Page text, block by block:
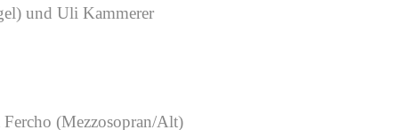
und Uli Kammerer
Fercho (Mezzosopran/Alt)